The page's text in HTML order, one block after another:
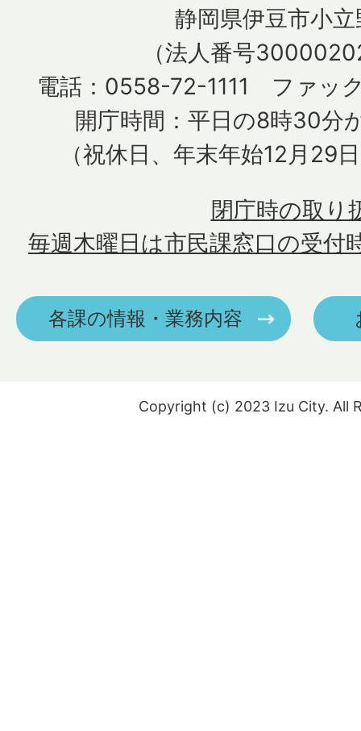
静岡県伊豆市小
（法人番号
電話：0558-72-1111 ファッ
開庁時間：平日の8時30分
（祝休日、年末年始12月29
毎週木曜日は市民課窓口の受付
閉庁時の取り
各課の情報・業務内容
Copyright (c) 2023 Izu City. All